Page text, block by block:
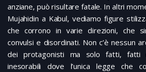
anziane, può risultare fatale. In altri
Mujahidin a Kabul, vediamo figure
che corrono in varie direzioni, che
convulsi e disordinati. Non c’è nessun
dei protagonisti ma solo fatti, fatti
inesorabili dove l’unica legge che